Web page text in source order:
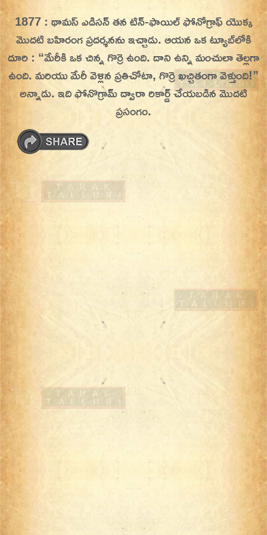
Skip
to
content
On This Day
Today in History | On This Day | This Day in
History | Today in India | What Happened
Today in India | Charitralo eroju | charitra lo
eroju |
1877 : థామస్ ఎడిసన్ తన టిన్-ఫాయిల్ ఫోనోగ్రాఫ్ యొక్క
మొదటి బహిరంగ ప్రదర్శనను ఇచ్చాడు.ఆయన ఒక ట్యూబ్‌లోకి
దూరి : “మేరీకి ఒక చిన్న గొర్రె ఉంది. దాని ఉన్ని మంచులా తెల్లగా
ఉంది. మరియు మేరీ వెళ్లిన ప్రతిచోటా, గొర్రె ఖచ్చితంగా వెళ్తుంది!”
అన్నాడు. ఇది ఫోనొగ్రామ్ ద్వారా రికార్డ్ చేయబడిన మొదటి
ప్రసంగం.